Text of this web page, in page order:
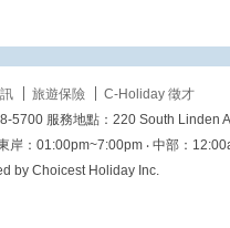
旅遊保險
C-Holiday 徵才
5700 服務地點：220 South Linden
岸：01:00pm~7:00pm ‧ 中部：
by Choicest Holiday Inc.